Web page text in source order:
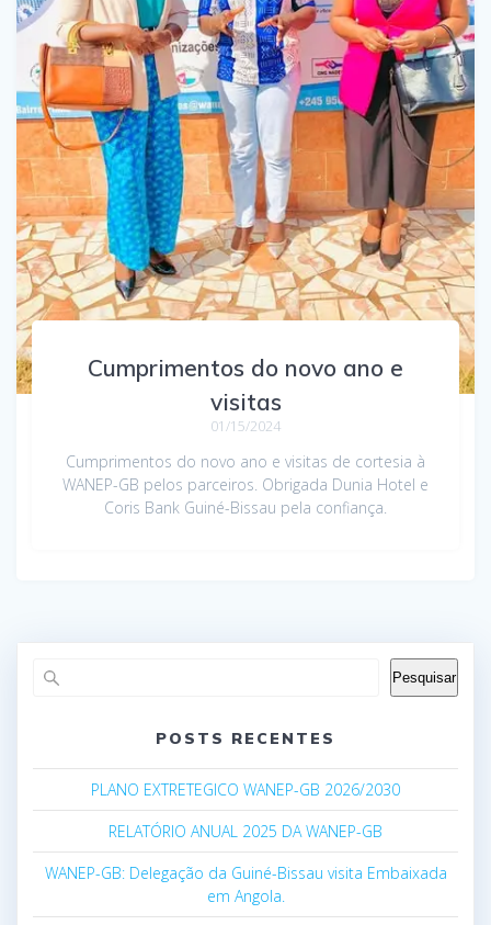
Cumprimentos do novo ano e
visitas
01/15/2024
Cumprimentos do novo ano e visitas de cortesia à
WANEP-GB pelos parceiros. Obrigada Dunia Hotel e
Coris Bank Guiné-Bissau pela confiança.
Pesquisar
POSTS RECENTES
PLANO EXTRETEGICO WANEP-GB 2026/2030
RELATÓRIO ANUAL 2025 DA WANEP-GB
WANEP-GB: Delegação da Guiné-Bissau visita Embaixada
em Angola.